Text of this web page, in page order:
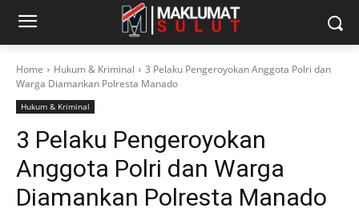
Home Hukum & Kriminal
3 Pelaku Pengeroyokan Anggota Polri dan
Warga Diamankan Polresta Manado
Hukum & Kriminal
3 Pelaku Pengeroyokan
Anggota Polri dan Warga
Diamankan Polresta Manado